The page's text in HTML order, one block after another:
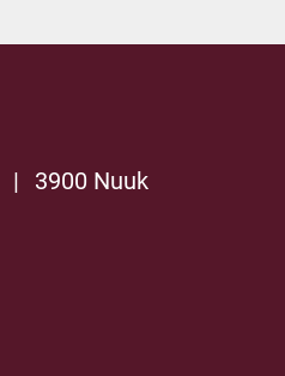
|
3900 Nuuk